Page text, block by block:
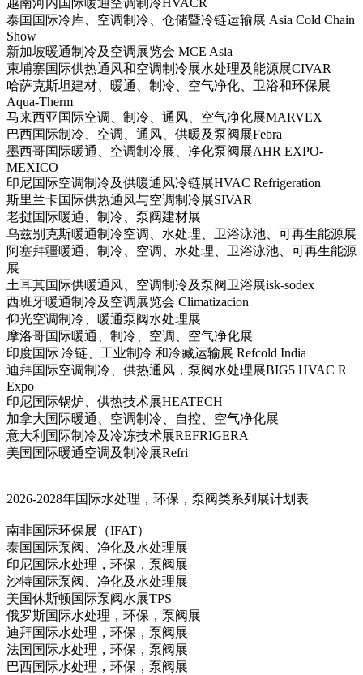
泰国国际冷库、空调制冷、仓储暨冷链运输展 Asia Cold Chain
Show
新加坡暖通制冷及空调展览会 MCE Asia
柬埔寨国际供热通风和空调制冷展水处理及能源展CIVAR
哈萨克斯坦建材、暖通、制冷、空气净化、卫浴和环保展
Aqua-Therm
马来西亚国际空调、制冷、通风、空气净化展MARVEX
巴西国际制冷、空调、通风、供暖及泵阀展Febra
墨西哥国际暖通、空调制冷展、净化泵阀展AHR EXPO-
MEXICO
印尼国际空调制冷及供暖通风冷链展HVAC Refrigeration
斯里兰卡国际供热通风与空调制冷展SIVAR
老挝国际暖通、制冷、泵阀建材展
乌兹别克斯暖通制冷空调、水处理、卫浴泳池、可再生能源展
阿塞拜疆暖通、制冷、空调、水处理、卫浴泳池、可再生能源
展
土耳其国际供暖通风、空调制冷及泵阀卫浴展isk-sodex
西班牙暖通制冷及空调展览会 Climatizacion
仰光空调制冷、暖通泵阀水处理展
摩洛哥国际暖通、制冷、空调、空气净化展
印度国际 冷链、工业制冷 和冷藏运输展 Refcold India
迪拜国际空调制冷、供热通风，泵阀水处理展BIG5 HVAC R
Expo
印尼国际锅炉、供热技术展HEATECH
加拿大国际暖通、空调制冷、自控、空气净化展
意大利国际制冷及冷冻技术展REFRIGERA
美国国际暖通空调及制冷展Refri
2026-2028年国际水处理，环保，泵阀类系列展计划表
南非国际环保展（IFAT）
泰国国际泵阀、净化及水处理展
印尼国际水处理，环保，泵阀展
沙特国际泵阀、净化及水处理展
美国休斯顿国际泵阀水展TPS
俄罗斯国际水处理，环保，泵阀展
迪拜国际水处理，环保，泵阀展
法国国际水处理，环保，泵阀展
巴西国际水处理，环保，泵阀展